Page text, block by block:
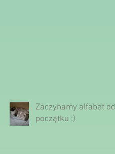
Zaczynamy alfabet od
początku :)